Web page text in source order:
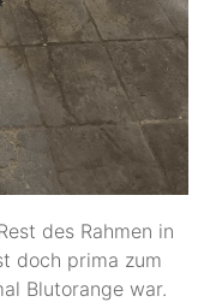
des Rahmen in
doch prima zum
Blutorange war.